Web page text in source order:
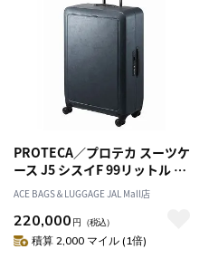
PROTECA／プロテカ スーツケ
ース J5 シスイF 99リットル 日
本製 フレームタイプ 双輪 キャ
スターストッパー 00574
ACE BAGS＆LUGGAGE JAL Mall店
220,000 円 （税込）
積算 2,000 マイル (1倍)